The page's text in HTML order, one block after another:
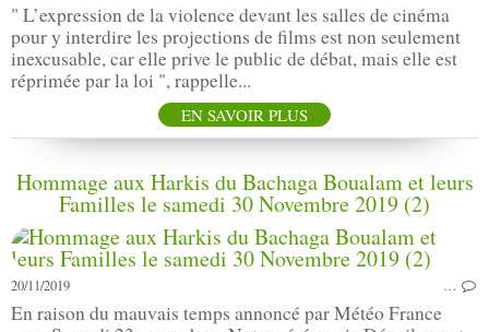
" L’expression de la violence devant les salles de cinéma
pour y interdire les projections de films est non seulement
inexcusable, car elle prive le public de débat, mais elle est
réprimée par la loi ", rappelle...
EN SAVOIR PLUS
Hommage aux Harkis du Bachaga Boualam et leurs
Familles le samedi 30 Novembre 2019 (2)
20/11/2019 …
En raison du mauvais temps annoncé par Météo France